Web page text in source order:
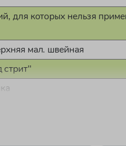
для которых нельзя
мал. швейная